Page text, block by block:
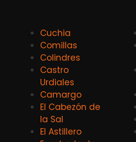
Cuchia
Comillas
Colindres
Castro
Urdiales
Camargo
El Cabezón de
la Sal
El Astillero